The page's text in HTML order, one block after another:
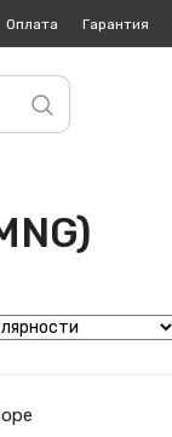
Оплата Гарантия